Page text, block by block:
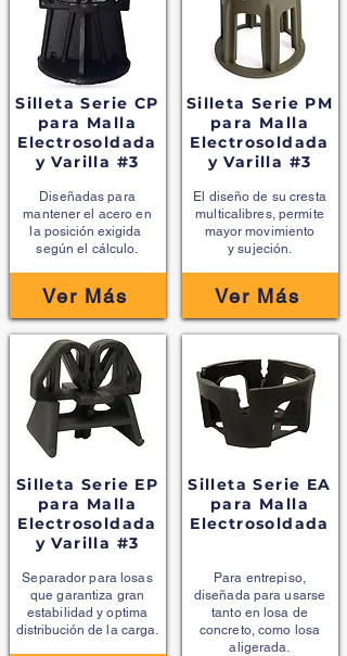
Silleta Serie CP
para Malla
Electrosoldada
y Varilla #3
Diseñadas para
mantener el acero en
la posición exigida
según el cálculo.
Ver Más
Silleta Serie EP
para Malla
Electrosoldada
y Varilla #3
Separador para losas
que garantiza gran
estabilidad y optima
distribución de la carga.
Silleta Serie PM
para Malla
Electrosoldada
y Varilla #3
El diseño de su cresta
multicalibres,permite
mayor movimiento
ysujeción.
Ver Más
Silleta Serie EA
para Malla
Electrosoldada
Para entrepiso,
diseñada para usarse
tanto en losa de
concreto, como losa
aligerada.